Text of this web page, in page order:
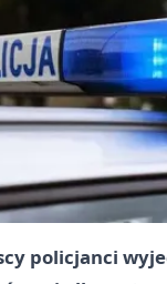
policjanci